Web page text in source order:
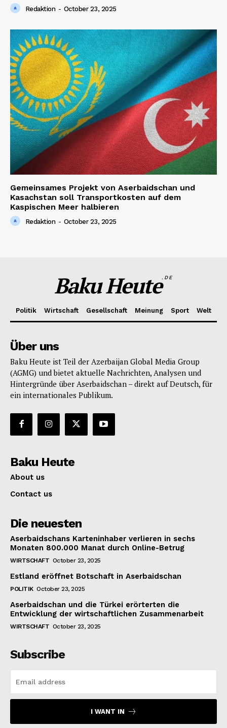
Redaktion - October 23, 2025
Gemeinsames Projekt von Aserbaidschan und
Kasachstan soll Transportkosten auf dem
Kaspischen Meer halbieren
Redaktion - October 23, 2025
Baku Heute.DE
Politik Wirtschaft Gesellschaft Meinung Sport Welt
Über uns
Baku Heute ist Teil der Azerbaijan Global Media Group
(AGMG) und bietet aktuelle Nachrichten, Analysen und
Hintergründe über Aserbaidschan – direkt auf Deutsch, für
ein internationales Publikum.
Baku Heute
About us
Contact us
Die neuesten
Aserbaidschans Karteninhaber verlieren in sechs
Monaten 800.000 Manat durch Online-Betrug
WIRTSCHAFT October 23, 2025
Estland eröffnet Botschaft in Aserbaidschan
POLITIK October 23, 2025
Aserbaidschan und die Türkei erörterten die
Entwicklung der wirtschaftlichen Zusammenarbeit
WIRTSCHAFT October 23, 2025
Subscribe
I WANT IN